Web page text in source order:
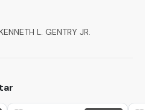
L. GENTRY JR.